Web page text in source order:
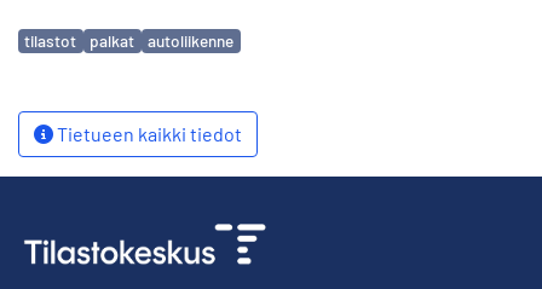
Avainsanat
tilastot palkat autoliikenne
Tietueen kaikki tiedot